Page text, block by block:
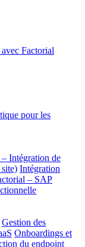
Factorial
pour les
Intégration de
Intégration
– SAP
Gestion des
Onboardings et
du endpoint